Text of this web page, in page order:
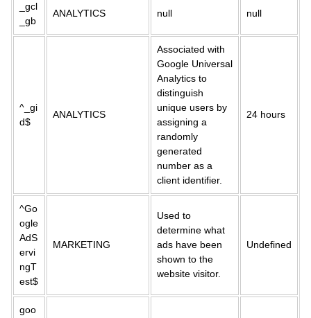
_gcl
_gb
ANALYTICS null null
^_gi
d$
ANALYTICS
Associated with
Google Universal
Analytics to
distinguish
unique users by
assigning a
randomly
generated
number as a
client identifier.
24 hours
^Go
ogle
AdS
ervi
ngT
est$
MARKETING
Used to
determine what
ads have been
shown to the
website visitor.
Undefined
goo